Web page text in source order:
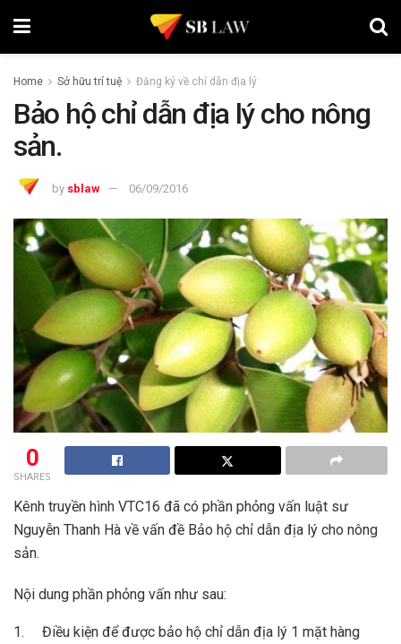
Home Sở hữu trí tuệ Đăng ký về chỉ dẫn địa lý
Bảo hộ chỉ dẫn địa lý cho nông
sản.
by sblaw 06/09/2016
0
SHARES
Kênh truyền hình VTC16 đã có phần phỏng vấn luật sư
Nguyễn Thanh Hà về vấn đề Bảo hộ chỉ dẫn địa lý cho nông
sản.
Nội dung phần phỏng vấn như sau:
1. Điều kiện để được bảo hộ chỉ dẫn địa lý 1 mặt hàng